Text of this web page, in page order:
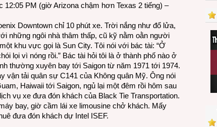
PM (giờ Arizona chậm hơn Texas 2 tiếng) –
Downtown chỉ 10 phút xe. Trời nắng như đổ lửa,
những ngôi nhà thâm thấp, cũ kỹ nằm oằn người
khu vực gọi là Sun City. Tôi nói với bác tài: “Ở
lọi vì nóng rồi.” Bác tài hỏi tôi là ở thành phố nào ở
thường xuyên bay tới Saigon từ năm 1971 tới 1974.
vận tải quân sự C141 của Không quân Mỹ. Ông nói
Haiwaii tới Saigon, ngủ lại một đêm rồi hôm sau
vụ xe đưa đón khách của Black Tie Transportation.
bay, giờ cầm lái xe limousine chở khách. Mấy
đưa đón khách dự Intel ISEF.